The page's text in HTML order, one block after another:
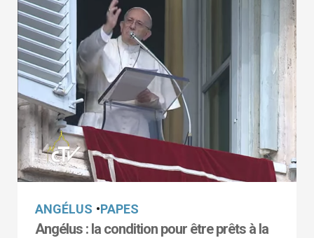
ANGÉLUS •PAPES
Angélus : la condition pour être prêts à la